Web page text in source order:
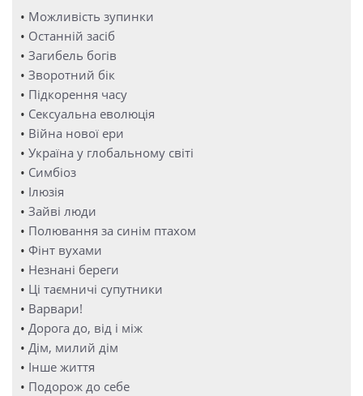
• Можливість зупинки
• Останній засіб
• Загибель богів
• Зворотний бік
• Підкорення часу
• Сексуальна еволюція
• Війна нової ери
• Україна у глобальному світі
• Симбіоз
• Ілюзія
• Зайві люди
• Полювання за синім птахом
• Фінт вухами
• Незнані береги
• Ці таємничі супутники
• Варвари!
• Дорога до, від і між
• Дім, милий дім
• Інше життя
• Подорож до себе